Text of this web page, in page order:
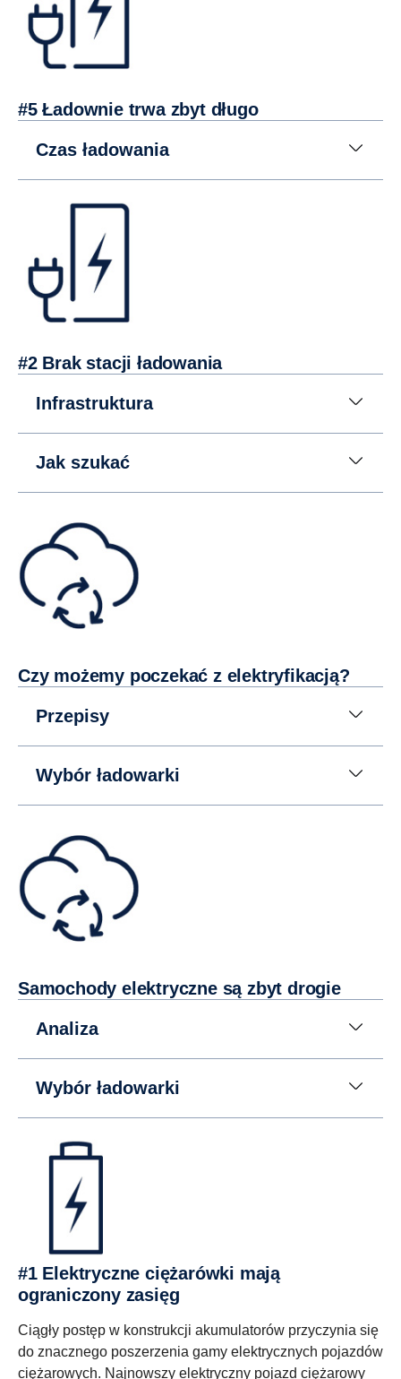
#5 Ładownie trwa zbyt długo
Czas ładowania
#2 Brak stacji ładowania
Infrastruktura
Jak szukać
Czy możemy poczekać z elektryfikacją?
Przepisy
Wybór ładowarki
Samochody elektryczne są zbyt drogie
Analiza
Wybór ładowarki
#1 Elektryczne ciężarówki mają
ograniczony zasięg
Ciągły postęp w konstrukcji akumulatorów przyczynia się
do znacznego poszerzenia gamy elektrycznych pojazdów
ciężarowych. Najnowszy elektryczny pojazd ciężarowy